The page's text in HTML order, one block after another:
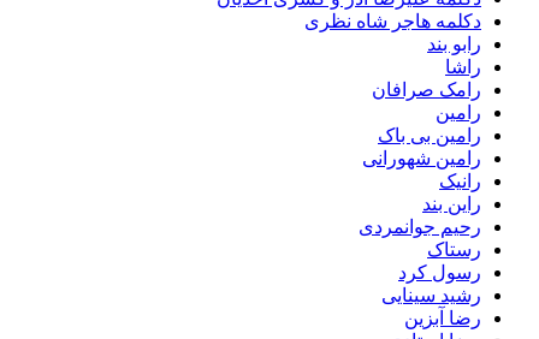
دکلمه هاجر شاه نظری
رابو بند
راشا
رامک صرافان
رامین
رامین بی باک
رامین شهورانی
رانیک
راین بند
رحیم جوانمردی
رستاک
رسول کرد
رشید سینایی
رضا آبزین